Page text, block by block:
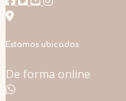
Estamos ubicados
De forma online